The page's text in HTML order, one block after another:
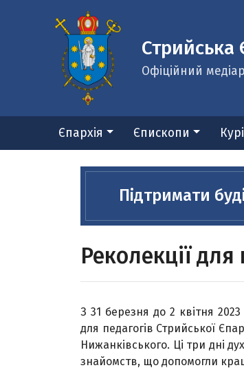
Стрийська
Офіційний
Єпархія Єпископи
Підтримати
Реколекції для
З 31 березня до 2 квітня 2023
для педагогів Стрийської
Нижанківського. Ці три дні
знайомств, що допомогли